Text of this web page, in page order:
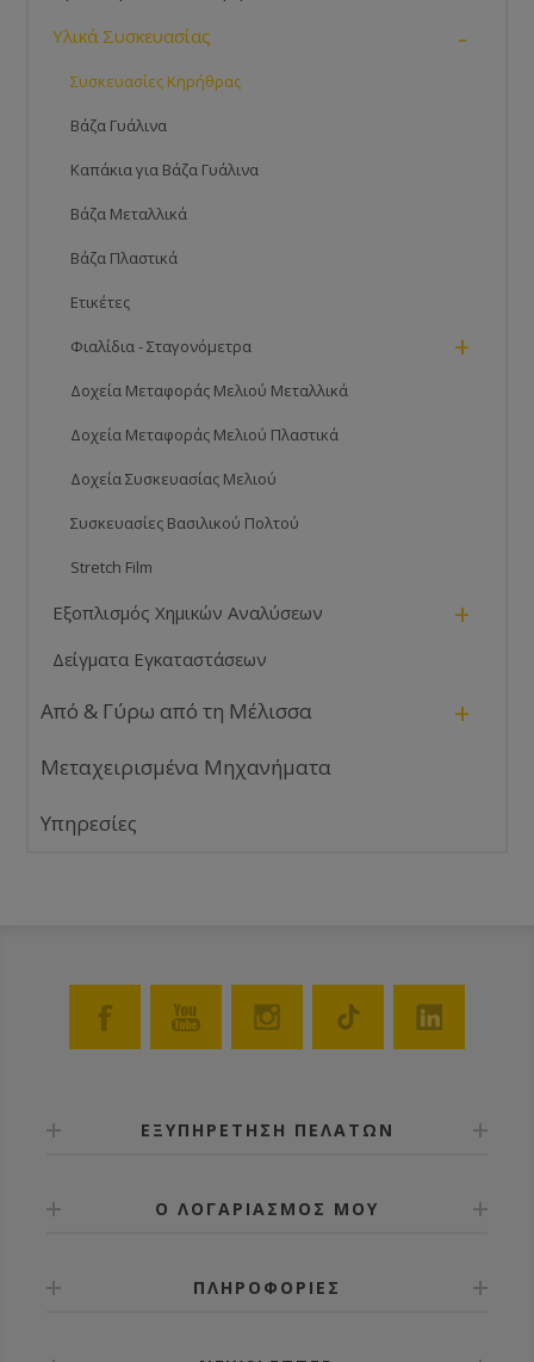
Υλικά Συσκευασίας -
Συσκευασίες Κηρήθρας
Βάζα Γυάλινα
Καπάκια για Βάζα Γυάλινα
Βάζα Μεταλλικά
Βάζα Πλαστικά
Ετικέτες
Φιαλίδια - Σταγονόμετρα +
Δοχεία Μεταφοράς Μελιού Μεταλλικά
Δοχεία Μεταφοράς Μελιού Πλαστικά
Δοχεία Συσκευασίας Μελιού
Συσκευασίες Βασιλικού Πολτού
Stretch Film
Εξοπλισμός Χημικών Αναλύσεων +
Δείγματα Εγκαταστάσεων
Από & Γύρω από τη Μέλισσα +
Μεταχειρισμένα Μηχανήματα
Υπηρεσίες
ΕΞΥΠΗΡΕΤΗΣΗ ΠΕΛΑΤΩΝ
Ο ΛΟΓΑΡΙΑΣΜΟΣ ΜΟΥ
ΠΛΗΡΟΦΟΡΙΕΣ